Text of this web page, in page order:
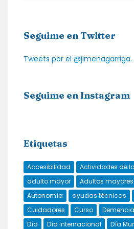
Seguime en Twitter
Tweets por el @jimenagarriga.
Seguime en Instagram
Etiquetas
Accesibilidad
Actividades de
adulto mayor
Adultos mayores
Autonomía
ayudas técnicas
Cuidadores
Curso Demencia
Día
Día internacional
Día